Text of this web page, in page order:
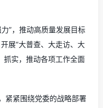
”，推动高质量发展目标
展“大普查、大走访、大
抓实，推动各项工作全面
紧紧围绕党委的战略部署